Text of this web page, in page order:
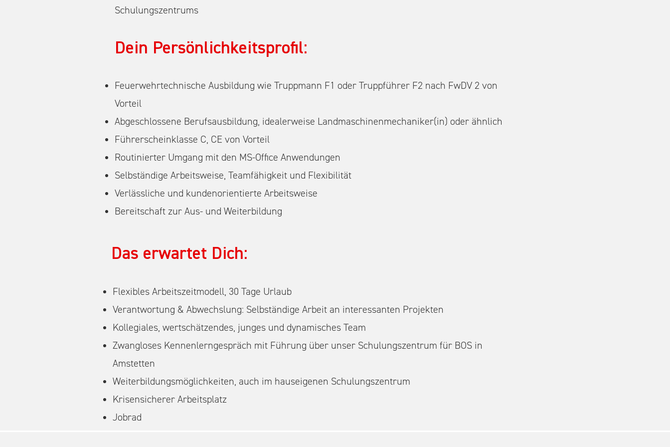
Schulungszentrums
Dein Persönlichkeitsprofil:
Feuerwehrtechnische Ausbildung wie Truppmann F1 oder Truppführer F2 nach FwDV 2 von
Vorteil
Abgeschlossene Berufsausbildung, idealerweise Landmaschinenmechaniker(in) oder ähnlich
Führerscheinklasse C, CE von Vorteil
Routinierter Umgang mit den MS-Office Anwendungen
Selbständige Arbeitsweise, Teamfähigkeit und Flexibilität
Verlässliche und kundenorientierte Arbeitsweise
Bereitschaft zur Aus- und Weiterbildung
Das erwartet Dich:
Flexibles Arbeitszeitmodell, 30 Tage Urlaub
Verantwortung & Abwechslung: Selbständige Arbeit an interessanten Projekten
Kollegiales, wertschätzendes, junges und dynamisches Team
Zwangloses Kennenlerngespräch mit Führung über unser Schulungszentrum für BOS in
Amstetten
Weiterbildungsmöglichkeiten, auch im hauseigenen Schulungszentrum
Krisensicherer Arbeitsplatz
Jobrad